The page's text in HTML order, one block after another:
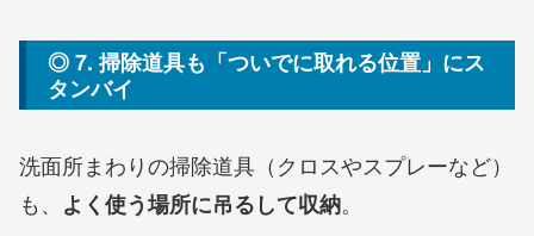
◎ 7. 掃除道具も「ついでに取れる位置」にス
タンバイ
洗面所まわりの掃除道具（クロスやスプレーなど）
も、 よく使う場所に吊るして収納。